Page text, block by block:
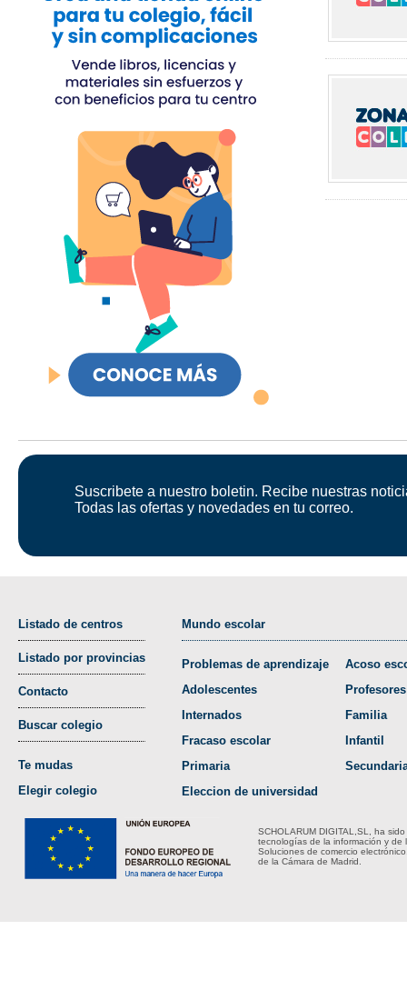
Suscribete a nuestro boletin. Recibe nuestras
Todas las ofertas y novedades en tu correo.
Listado de centros
Listado por provincias
Contacto
Buscar colegio
Te mudas
Elegir colegio
Mundo escolar
Problemas de aprendizaje
Adolescentes
Internados
Fracaso escolar
Primaria
Eleccion de universidad
Acoso
Profesores
Familia
Infantil
SCHOLARUM DIGITAL,SL, ha
tecnologías de la información y de
Soluciones de comercio
de la Cámara de Madrid.